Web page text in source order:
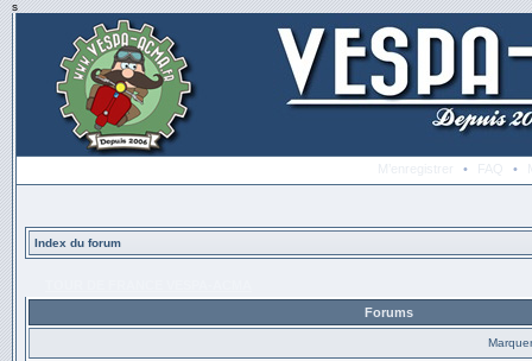
s
M’enregistrer • FAQ •
Index du forum
Forums